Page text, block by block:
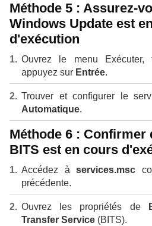
Méthode 5 : Assurez-
Windows Update est
d'exécution
Ouvrez le menu Exécuter,
appuyez sur Entrée.
Trouver et configurer le
Automatique.
Méthode 6 : Confirmer
BITS est en cours
Accédez à services.msc
précédente.
Ouvrez les propriétés de
Transfer Service (BITS).